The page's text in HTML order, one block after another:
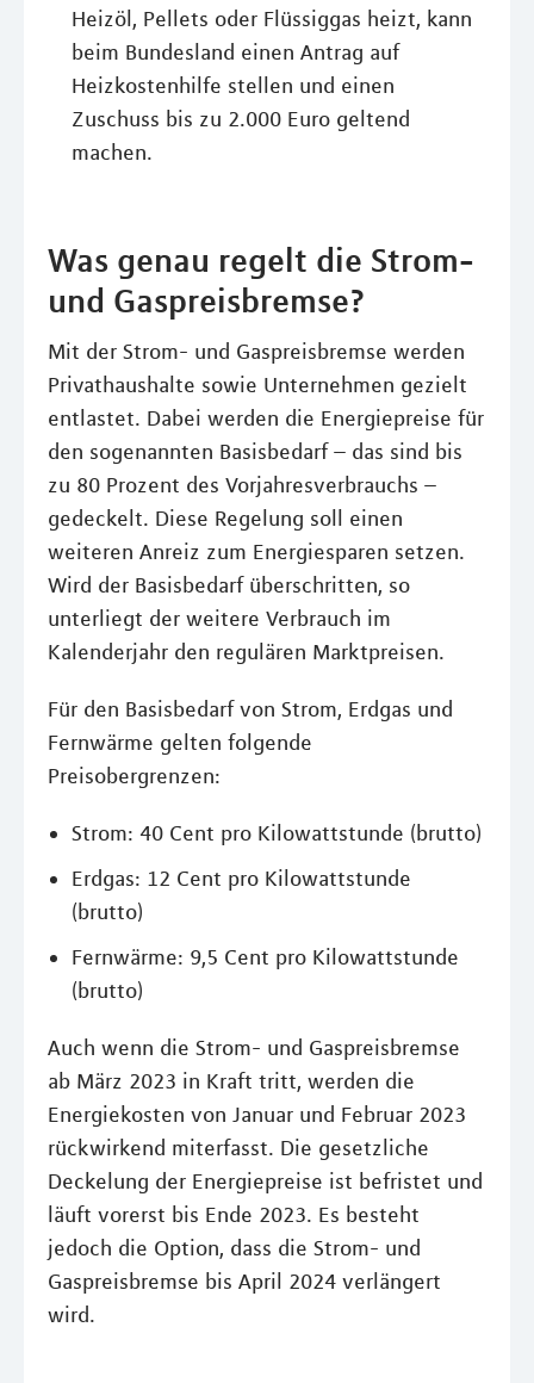
Heizöl, Pellets oder Flüssiggas heizt, kann
beim Bundesland einen Antrag auf
Heizkostenhilfe stellen und einen
Zuschuss bis zu 2.000 Euro geltend
machen.
Was genau regelt die Strom-
und Gaspreisbremse?
Mit der Strom- und Gaspreisbremse werden
Privathaushalte sowie Unternehmen gezielt
entlastet. Dabei werden die Energiepreise für
den sogenannten Basisbedarf – das sind bis
zu 80 Prozent des Vorjahresverbrauchs –
gedeckelt. Diese Regelung soll einen
weiteren Anreiz zum Energiesparen setzen.
Wird der Basisbedarf überschritten, so
unterliegt der weitere Verbrauch im
Kalenderjahr den regulären Marktpreisen.
Für den Basisbedarf von Strom, Erdgas und
Fernwärme gelten folgende
Preisobergrenzen:
Strom: 40 Cent pro Kilowattstunde (brutto)
Erdgas: 12 Cent pro Kilowattstunde
(brutto)
Fernwärme: 9,5 Cent pro Kilowattstunde
(brutto)
Auch wenn die Strom- und Gaspreisbremse
ab März 2023 in Kraft tritt, werden die
Energiekosten von Januar und Februar 2023
rückwirkend miterfasst. Die gesetzliche
Deckelung der Energiepreise ist befristet und
läuft vorerst bis Ende 2023. Es besteht
jedoch die Option, dass die Strom- und
Gaspreisbremse bis April 2024 verlängert
wird.